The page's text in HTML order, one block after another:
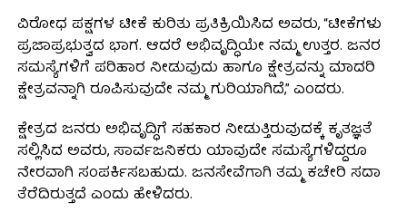
ವಿರೋಧ ಪಕ್ಷಗಳ ಟೀಕೆ ಕುರಿತು ಪ್ರತಿಕ್ರಿಯಿಸಿದ ಅವರು, “ಟೀಕೆಗಳು
ಪ್ರಜಾಪ್ರಭುತ್ವದ ಭಾಗ. ಆದರೆ ಅಭಿವೃದ್ಧಿಯೇ ನಮ್ಮ ಉತ್ತರ. ಜನರ
ಸಮಸ್ಯೆಗಳಿಗೆ ಪರಿಹಾರ ನೀಡುವುದು ಹಾಗೂ ಕ್ಷೇತ್ರವನ್ನು ಮಾದರಿ
ಕ್ಷೇತ್ರವನ್ನಾಗಿ ರೂಪಿಸುವುದೇ ನಮ್ಮ ಗುರಿಯಾಗಿದೆ,” ಎಂದರು.
ಕ್ಷೇತ್ರದ ಜನರು ಅಭಿವೃದ್ಧಿಗೆ ಸಹಕಾರ ನೀಡುತ್ತಿರುವುದಕ್ಕೆ ಕೃತಜ್ಞತೆ
ಸಲ್ಲಿಸಿದ ಅವರು, ಸಾರ್ವಜನಿಕರು ಯಾವುದೇ ಸಮಸ್ಯೆಗಳಿದ್ದರೂ
ನೇರವಾಗಿ ಸಂಪರ್ಕಿಸಬಹುದು. ಜನಸೇವೆಗಾಗಿ ತಮ್ಮ ಕಚೇರಿ ಸದಾ
ತೆರೆದಿರುತ್ತದೆ ಎಂದು ಹೇಳಿದರು.